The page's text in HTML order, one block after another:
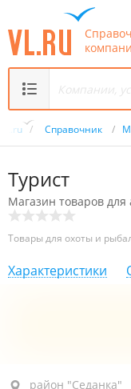
VL.ru / Справочник /
Турист
Магазин товаров для
Товары для охоты и
Характеристики
район "Седанка",
район "Седанка"